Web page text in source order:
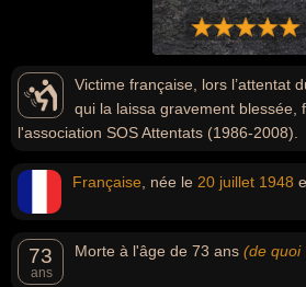
Victime française, lors l’attentat
qui la laissa gravement blessée,
l'association SOS Attentats (1986-2008).
Française , née le 20 juillet 1948
73
ans
Morte à l'âge de 73 ans (de quoi